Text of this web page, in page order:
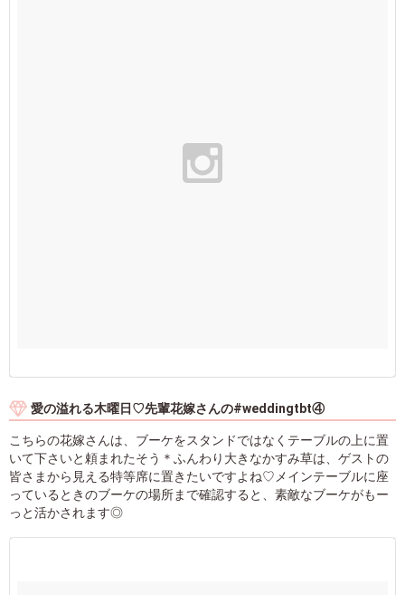
愛の溢れる木曜日♡先輩花嫁さんの#weddingtbt④
こちらの花嫁さんは、ブーケをスタンドではなくテーブルの上に置
いて下さいと頼まれたそう＊ふんわり大きなかすみ草は、ゲストの
皆さまから見える特等席に置きたいですよね♡メインテーブルに座
っているときのブーケの場所まで確認すると、素敵なブーケがもー
っと活かされます◎